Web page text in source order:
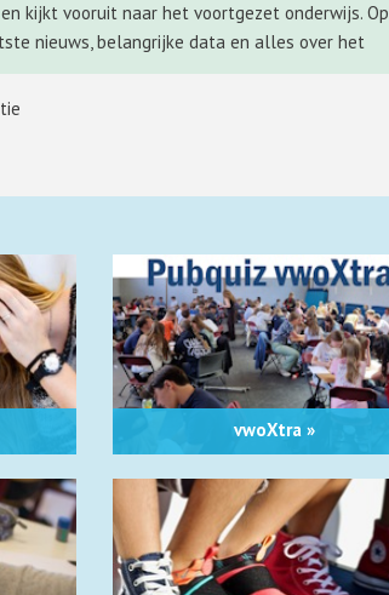
kijkt vooruit naar het voortgezet onderwijs. Op
nieuws, belangrijke data en alles over het
vwoXtra »